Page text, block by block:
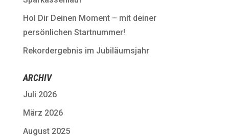
Hol Dir Deinen Moment – mit deiner
persönlichen Startnummer!
Rekordergebnis im Jubiläumsjahr
ARCHIV
Juli 2026
März 2026
August 2025